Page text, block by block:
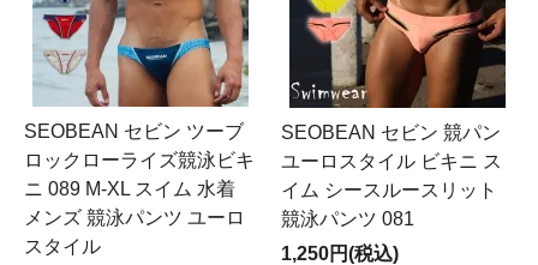
SEOBEAN セビン ツーブ
ロックローライズ競泳ビキ
ニ 089 M-XL スイム 水着
メンズ 競泳パンツ ユーロ
スタイル
SEOBEAN セビン 競パン
ユーロスタイル ビキニ ス
イム シースルースリット
競泳パンツ 081
1,250円(税込)